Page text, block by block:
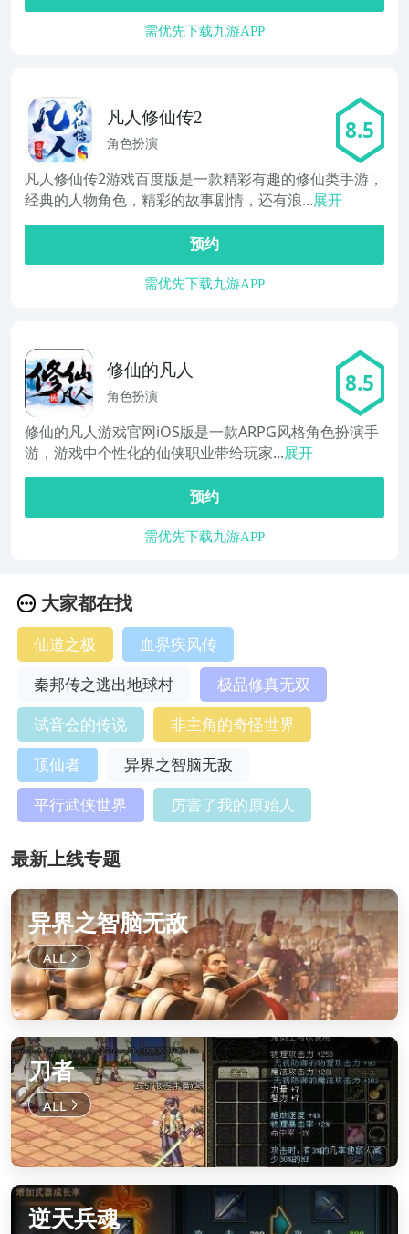
需优先下载九游APP
凡人修仙传2
角色扮演 8.5
凡人修仙传2游戏百度版是一款精彩有趣的修仙类手游，
经典的人物角色，精彩的故事剧情，还有浪...展开
预约
需优先下载九游APP
修仙的凡人
角色扮演 8.5
修仙的凡人游戏官网iOS版是一款ARPG风格角色扮演手
游，游戏中个性化的仙侠职业带给玩家...展开
预约
需优先下载九游APP
大家都在找
仙道之极
血界疾风传
秦邦传之逃出地球村
极品修真无双
试音会的传说
非主角的奇怪世界
顶仙者
异界之智脑无敌
平行武侠世界
厉害了我的原始人
最新上线专题
异界之智脑无敌
刀者
逆天兵魂